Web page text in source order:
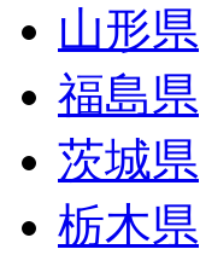
山形県
福島県
茨城県
栃木県